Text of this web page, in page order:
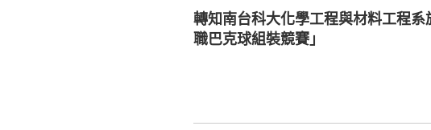
轉知南台科大化學工程與材料工程
職巴克球組裝競賽」